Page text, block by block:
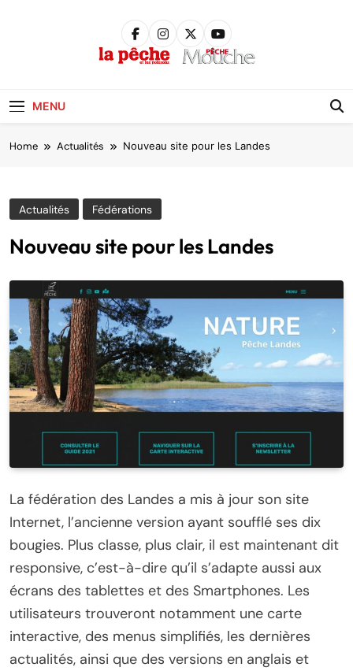
MENU
Home Actualités Nouveau site pour les Landes
Actualités Fédérations
Nouveau site pour les Landes
La fédération des Landes a mis à jour son site
Internet, l’ancienne version ayant soufflé ses dix
bougies. Plus classe, plus clair, il est maintenant dit
responsive, c’est-à-dire qu’il s’adapte aussi aux
écrans des tablettes et des Smartphones. Les
utilisateurs trouveront notamment une carte
interactive, des menus simplifiés, les dernières
actualités, ainsi que des versions en anglais et